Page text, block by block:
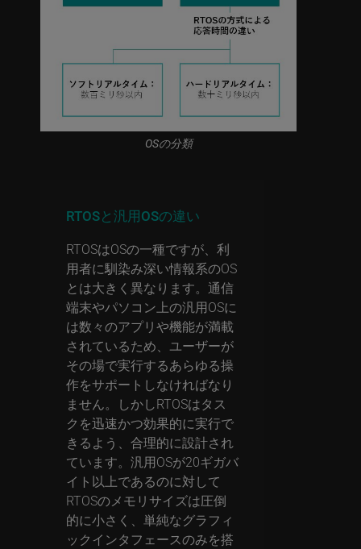
OSの分類
RTOSと汎用OSの違い
RTOSはOSの一種ですが、利
用者に馴染み深い情報系のOS
とは大きく異なります。通信
端末やパソコン上の汎用OSに
は数々のアプリや機能が満載
されているため、ユーザーが
その場で実行するあらゆる操
作をサポートしなければなり
ません。しかしRTOSはタス
クを迅速かつ効果的に実行で
きるよう、合理的に設計され
ています。汎用OSが20ギガバ
イト以上であるのに対して
RTOSのメモリサイズは圧倒
的に小さく、単純なグラフィ
ックインタフェースのみを搭